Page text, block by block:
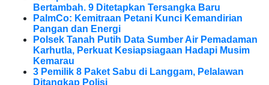
Bertambah. 9 Ditetapkan Tersangka Baru
PalmCo: Kemitraan Petani Kunci Kemandirian
Pangan dan Energi
Polsek Tanah Putih Data Sumber Air Pemadaman
Karhutla, Perkuat Kesiapsiagaan Hadapi Musim
Kemarau
3 Pemilik 8 Paket Sabu di Langgam, Pelalawan
Ditangkap Polisi